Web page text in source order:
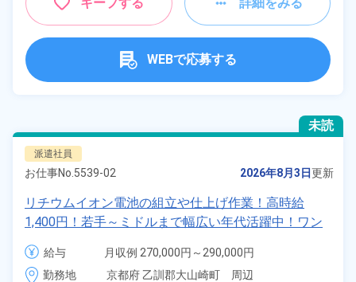
WEBで応募する
未読
派遣社員
お仕事No. 5539-02 2026年8月3日更新
リチウムイオン電池の組立や仕上げ作業！高時給
1,400円！若手～ミドルまで幅広い年代活躍中！ワン
ルーム寮完備＆赴任寮費会社負担！正社員登用制度あ
り◎日払いOK！《京都府大山崎町》
給与
月収例 270,000円～290,000円
時給 1,400円～1,400円
勤務地
京都府 乙訓郡大山崎町　周辺